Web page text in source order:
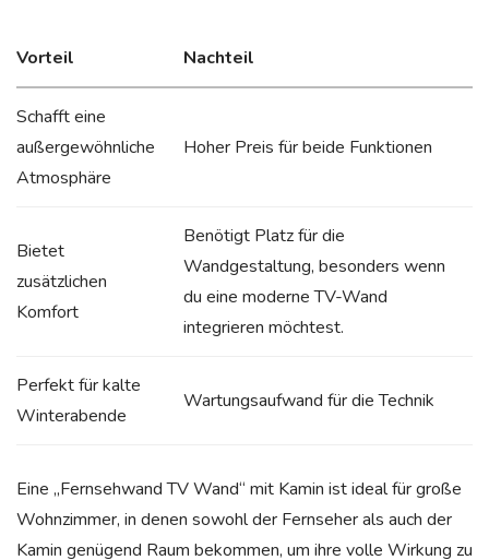
Vorteil Nachteil
Schafft eine
außergewöhnliche
Atmosphäre
Hoher Preis für beide Funktionen
Bietet
zusätzlichen
Komfort
Benötigt Platz für die
Wandgestaltung, besonders wenn
du eine moderne TV-Wand
integrieren möchtest.
Perfekt für kalte
Winterabende
Wartungsaufwand für die Technik
Eine „Fernsehwand TV Wand“ mit Kamin ist ideal für große
Wohnzimmer, in denen sowohl der Fernseher als auch der
Kamin genügend Raum bekommen, um ihre volle Wirkung zu